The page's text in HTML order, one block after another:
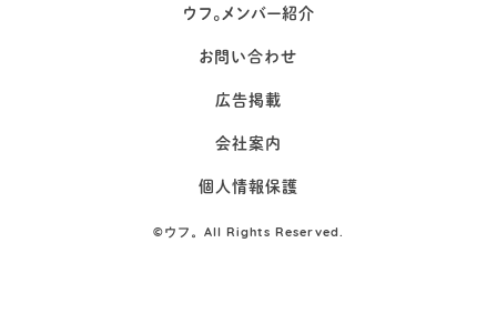
ウフ。メンバー紹介
お問い合わせ
広告掲載
会社案内
個人情報保護
©ウフ。All Rights Reserved.